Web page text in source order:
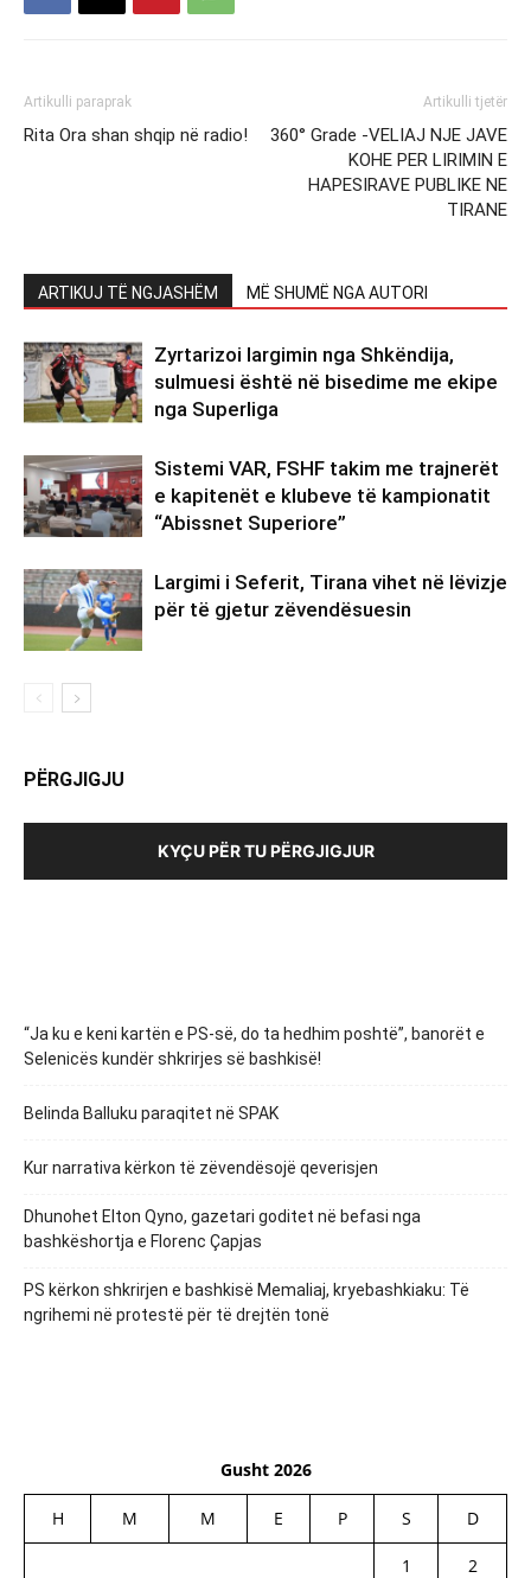
Artikulli paraprak
Rita Ora shan shqip në radio!
Artikulli tjetër
360° Grade -VELIAJ NJE JAVE
KOHE PER LIRIMIN E
HAPESIRAVE PUBLIKE NE
TIRANE
ARTIKUJ TË NGJASHËM MË SHUMË NGA AUTORI
Zyrtarizoi largimin nga Shkëndija,
sulmuesi është në bisedime me ekipe
nga Superliga
Sistemi VAR, FSHF takim me trajnerët
e kapitenët e klubeve të kampionatit
“Abissnet Superiore”
Largimi i Seferit, Tirana vihet në lëvizje
për të gjetur zëvendësuesin
PËRGJIGJU
KYÇU PËR TU PËRGJIGJUR
“Ja ku e keni kartën e PS-së, do ta hedhim poshtë”, banorët e
Selenicës kundër shkrirjes së bashkisë!
Belinda Balluku paraqitet në SPAK
Kur narrativa kërkon të zëvendësojë qeverisjen
Dhunohet Elton Qyno, gazetari goditet në befasi nga
bashkëshortja e Florenc Çapjas
PS kërkon shkrirjen e bashkisë Memaliaj, kryebashkiaku: Të
ngrihemi në protestë për të drejtën tonë
Gusht 2026
H M M E P S D
1
2